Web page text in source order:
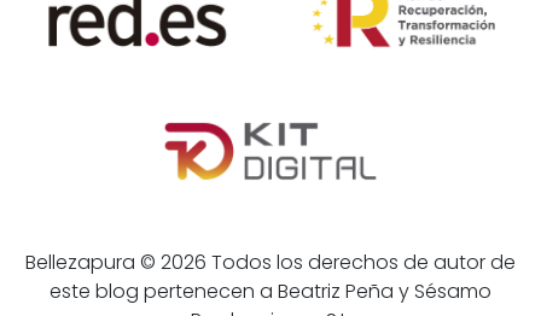
Bellezapura © 2026 Todos los derechos de autor de
este blog pertenecen a Beatriz Peña y Sésamo